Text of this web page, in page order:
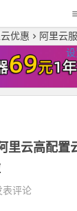
优惠 阿里云
里云高配置
表评论